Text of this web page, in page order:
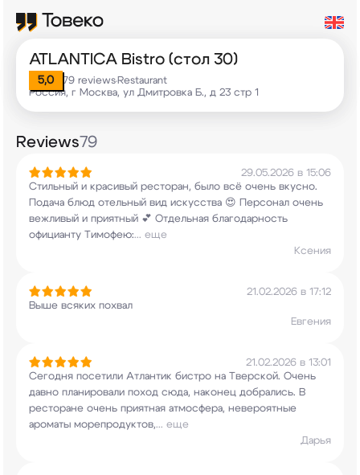
ATLANTICA Bistro (стол 30)
5,0 79 reviews•Restaurant
Россия, г Москва, ул Дмитровка Б., д 23 стр 1
Reviews79
29.05.2026 в 15:06
Стильный и красивый ресторан, было всё очень вкусно.
Подача блюд отельный вид искусства 😍 Персонал очень
вежливый и приятный 💕 Отдельная благодарность
официанту Тимофею:... еще
Ксения
21.02.2026 в 17:12
Выше всяких похвал
Евгения
21.02.2026 в 13:01
Сегодня посетили Атлантик бистро на Тверской. Очень
давно планировали поход сюда, наконец добрались. В
ресторане очень приятная атмосфера, невероятные
ароматы морепродуктов,... еще
Дарья